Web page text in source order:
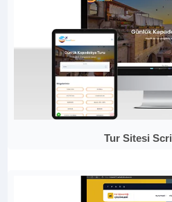
Tur Sitesi